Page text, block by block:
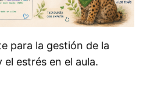
para la gestión de la
estrés en el aula.